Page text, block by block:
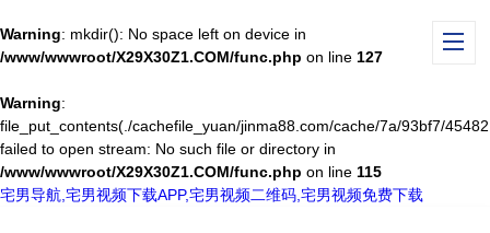
Warning: mkdir(): No space left on device in
/www/wwwroot/X29X30Z1.COM/func.php on line 127
Warning:
file_put_contents(./cachefile_yuan/jinma88.com/cache/7a/93bf7/
failed to open stream: No such file or directory in
/www/wwwroot/X29X30Z1.COM/func.php on line 115
宅男导航,宅男视频下载APP,宅男视频二维码,宅男视频免费下载